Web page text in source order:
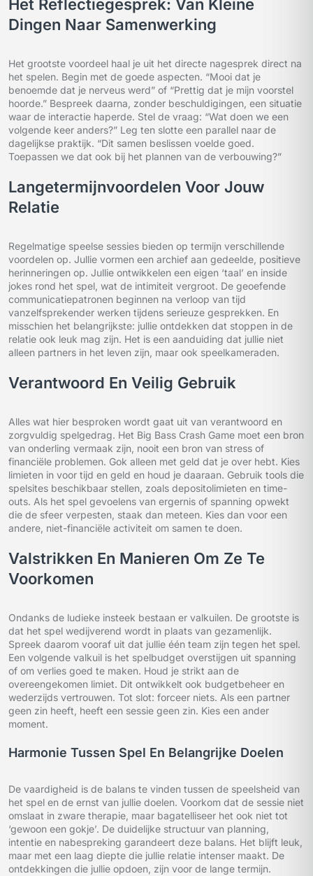
Het Reflectiegesprek: Van Kleine
Dingen Naar Samenwerking
Het grootste voordeel haal je uit het directe nagesprek direct na
het spelen. Begin met de goede aspecten. “Mooi dat je
benoemde dat je nerveus werd” of “Prettig dat je mijn voorstel
hoorde.” Bespreek daarna, zonder beschuldigingen, een situatie
waar de interactie haperde. Stel de vraag: “Wat doen we een
volgende keer anders?” Leg ten slotte een parallel naar de
dagelijkse praktijk. “Dit samen beslissen voelde goed.
Toepassen we dat ook bij het plannen van de verbouwing?”
Langetermijnvoordelen Voor Jouw
Relatie
Regelmatige speelse sessies bieden op termijn verschillende
voordelen op. Jullie vormen een archief aan gedeelde, positieve
herinneringen op. Jullie ontwikkelen een eigen ‘taal’ en inside
jokes rond het spel, wat de intimiteit vergroot. De geoefende
communicatiepatronen beginnen na verloop van tijd
vanzelfsprekender werken tijdens serieuze gesprekken. En
misschien het belangrijkste: jullie ontdekken dat stoppen in de
relatie ook leuk mag zijn. Het is een aanduiding dat jullie niet
alleen partners in het leven zijn, maar ook speelkameraden.
Verantwoord En Veilig Gebruik
Alles wat hier besproken wordt gaat uit van verantwoord en
zorgvuldig spelgedrag. Het Big Bass Crash Game moet een bron
van onderling vermaak zijn, nooit een bron van stress of
financiële problemen. Gok alleen met geld dat je over hebt. Kies
limieten in voor tijd en geld en houd je daaraan. Gebruik tools die
spelsites beschikbaar stellen, zoals depositolimieten en time-
outs. Als het spel gevoelens van ergernis of spanning opwekt
die de sfeer verpesten, staak dan meteen. Kies dan voor een
andere, niet-financiële activiteit om samen te doen.
Valstrikken En Manieren Om Ze Te
Voorkomen
Ondanks de ludieke insteek bestaan er valkuilen. De grootste is
dat het spel wedijverend wordt in plaats van gezamenlijk.
Spreek daarom vooraf uit dat jullie één team zijn tegen het spel.
Een volgende valkuil is het spelbudget overstijgen uit spanning
of om verlies goed te maken. Houd je strikt aan de
overeengekomen limiet. Dit ontwikkelt ook budgetbeheer en
wederzijds vertrouwen. Tot slot: forceer niets. Als een partner
geen zin heeft, heeft een sessie geen zin. Kies een ander
moment.
Harmonie Tussen Spel En Belangrijke Doelen
De vaardigheid is de balans te vinden tussen de speelsheid van
het spel en de ernst van jullie doelen. Voorkom dat de sessie niet
omslaat in zware therapie, maar bagatelliseer het ook niet tot
‘gewoon een gokje’. De duidelijke structuur van planning,
intentie en nabespreking garandeert deze balans. Het blijft leuk,
maar met een laag diepte die jullie relatie intenser maakt. De
ontdekkingen die jullie opdoen, zijn voor de lange termijn.